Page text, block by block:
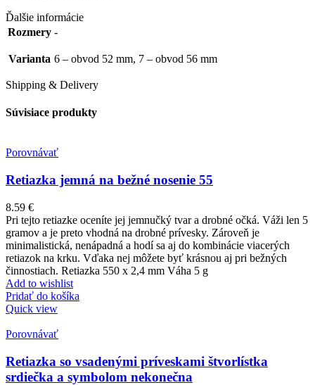
Ďalšie informácie
Rozmery -
Varianta 6 – obvod 52 mm, 7 – obvod 56 mm
Shipping & Delivery
Súvisiace produkty
Porovnávať
Retiazka jemná na bežné nosenie 55
8.59 €
Pri tejto retiazke oceníte jej jemnučký tvar a drobné očká. Váži len 5
gramov a je preto vhodná na drobné prívesky. Zároveň je
minimalistická, nenápadná a hodí sa aj do kombinácie viacerých
retiazok na krku. Vďaka nej môžete byť krásnou aj pri bežných
činnostiach. Retiazka 550 x 2,4 mm Váha 5 g
Add to wishlist
Pridať do košíka
Quick view
Porovnávať
Retiazka so vsadenými príveskami štvorlístka
srdiečka a symbolom nekonečna